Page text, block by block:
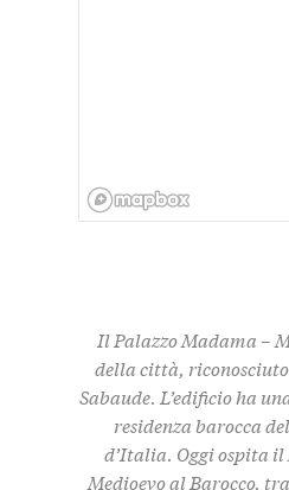
IlPalazzo Madama –
della città, riconosciuto
Sabaude. L’edificio ha
residenza barocca
d’Italia. Oggi ospita il
Medioevo al Barocco,